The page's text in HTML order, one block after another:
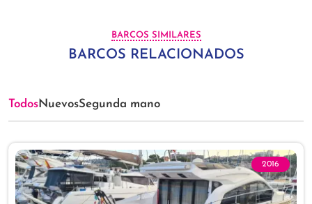
BARCOS SIMILARES
BARCOS RELACIONADOS
TodosNuevosSegunda mano
2016